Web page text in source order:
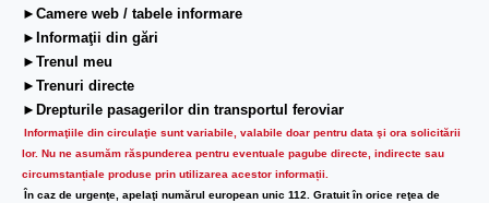
►Camere web / tabele informare
►Informaţii din gări
►Trenul meu
►Trenuri directe
►Drepturile pasagerilor din transportul feroviar
Informaţiile din circulaţie sunt variabile, valabile doar pentru data şi ora solicitării
lor. Nu ne asumăm răspunderea pentru eventuale pagube directe, indirecte sau
circumstanțiale produse prin utilizarea acestor informații.
În caz de urgenţe, apelaţi numărul european unic 112. Gratuit în orice reţea de